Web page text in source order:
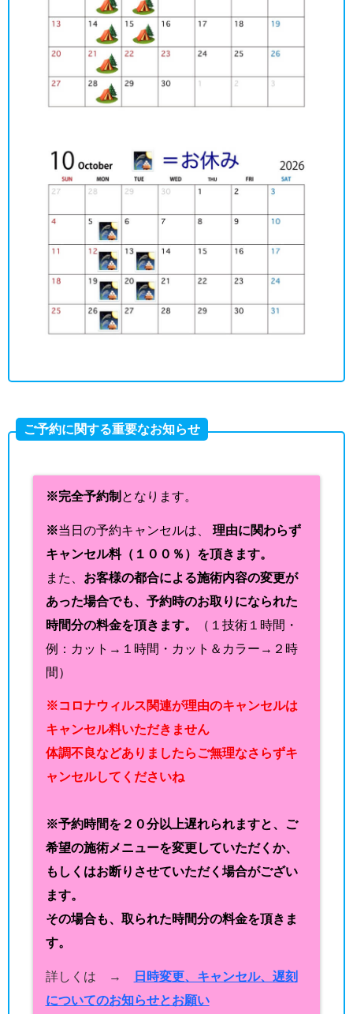
ご予約に関する重要なお知らせ
※完全予約制 となります。
※当日の予約キャンセルは、 理由に関わらず
キャンセル料（１００％）を頂きます。
また、 お客様の都合による施術内容の変更が
あった場合でも、予約時のお取りになられた
時間分の料金を頂きます。
（１技術１時間・
例：カット→１時間・カット＆カラー→２時
間）
※コロナウィルス関連が理由のキャンセルは
キャンセル料いただきません
体調不良などありましたらご無理なさらずキ
ャンセルしてくださいね
※予約時間を２０分以上遅れられますと、ご
希望の施術メニューを変更していただくか、
もしくはお断りさせていただく場合がござい
ます。
その場合も、取られた時間分の料金を頂きま
す。
詳しくは →
日時変更、キャンセル、遅刻
についてのお知らせとお願い